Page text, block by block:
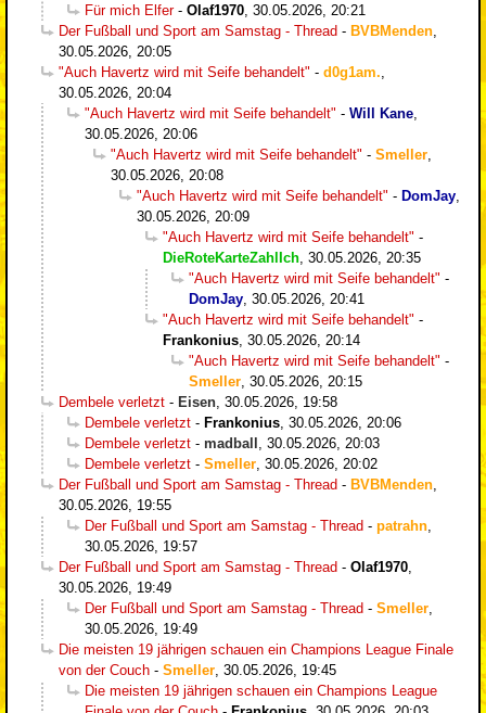
Für mich Elfer- Olaf1970 30.05.2026, 20:21
Der Fußball und Sport am Samstag - Thread - BVBMenden
30.05.2026, 20:05
"Auch Havertz wird mit Seife behandelt" - d0g1am.
30.05.2026, 20:04
"Auch Havertz wird mit Seife behandelt" - Will Kane
30.05.2026, 20:06
"Auch Havertz wird mit Seife behandelt" - Smeller
30.05.2026, 20:08
"Auch Havertz wird mit Seife behandelt" - DomJay
30.05.2026, 20:09
"Auch Havertz wird mit Seife behandelt" -
DieRoteKarteZahlIch 30.05.2026, 20:35
"Auch Havertz wird mit Seife behandelt" -
DomJay 30.05.2026, 20:41
"Auch Havertz wird mit Seife behandelt" -
Frankonius 30.05.2026, 20:14
"Auch Havertz wird mit Seife behandelt" -
Smeller 30.05.2026, 20:15
Dembele verletzt - Eisen 30.05.2026, 19:58
Dembele verletzt - Frankonius 30.05.2026, 20:06
Dembele verletzt - madball
30.05.2026, 20:03
Dembele verletzt - Smeller 30.05.2026, 20:02
Der Fußball und Sport am Samstag - Thread - BVBMenden
30.05.2026, 19:55
Der Fußball und Sport am Samstag - Thread - patrahn
30.05.2026, 19:57
Der Fußball und Sport am Samstag - Thread - Olaf1970
30.05.2026, 19:49
Der Fußball und Sport am Samstag - Thread - Smeller
30.05.2026, 19:49
Die meisten 19 jährigen schauen ein Champions League Finale
von der Couch - Smeller 30.05.2026, 19:45
Die meisten 19 jährigen schauen ein Champions League